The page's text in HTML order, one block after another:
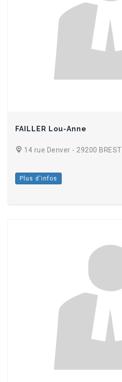
FAILLER Lou-Anne
14 rue Denver - 29200 BREST
Plus d'infos